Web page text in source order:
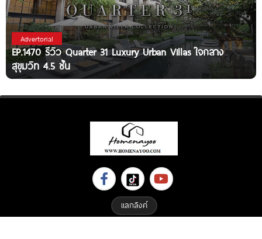
Advertorial
EP.1470 รีวิว Quarter 31 Luxury Urban Villas ใจกลาง
สุขุมวิท 4.5 ชั้น
แลกลิงค์